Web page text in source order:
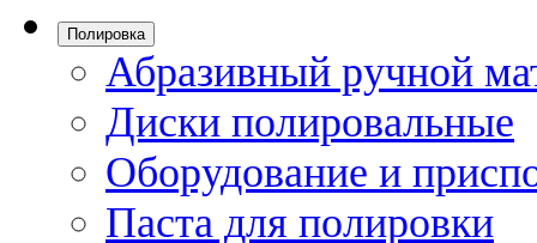
Полировка
Абразивный ручной
Диски полировальные
Оборудование и
Паста для полировки